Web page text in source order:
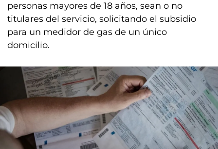
personas mayores de 18 años, sean o no
titulares del servicio, solicitando el subsidio
para un medidor de gas de un único
domicilio.